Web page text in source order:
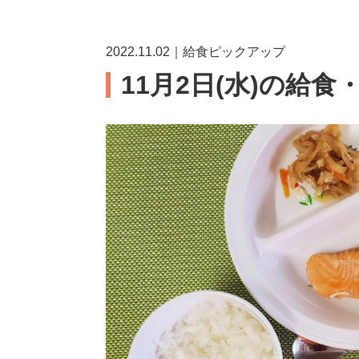
2022.11.02｜給食ピックアップ
11月2日(水)の給食